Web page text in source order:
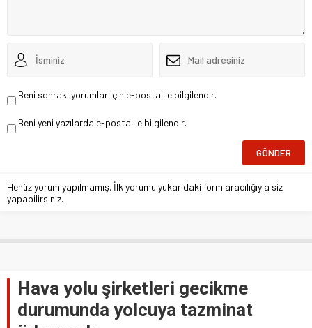
Beni sonraki yorumlar için e-posta ile bilgilendir.
Beni yeni yazılarda e-posta ile bilgilendir.
Henüz yorum yapılmamış. İlk yorumu yukarıdaki form aracılığıyla siz
yapabilirsiniz.
Hava yolu şirketleri gecikme
durumunda yolcuya tazminat